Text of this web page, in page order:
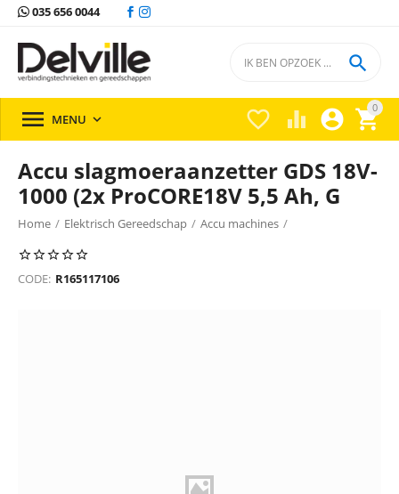
035 656 0044
0


 

 MENU 
Accu slagmoeraanzetter GDS 18V-
1000 (2x ProCORE18V 5,5 Ah, G
Home / Elektrisch Gereedschap / Accu machines /
Overige machines
CODE: R165117106